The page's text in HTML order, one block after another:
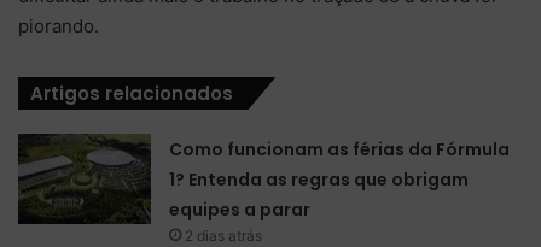
piorando.
Artigos relacionados
Como funcionam as férias da Fórmula
1? Entenda as regras que obrigam
equipes a parar
2 dias atrás